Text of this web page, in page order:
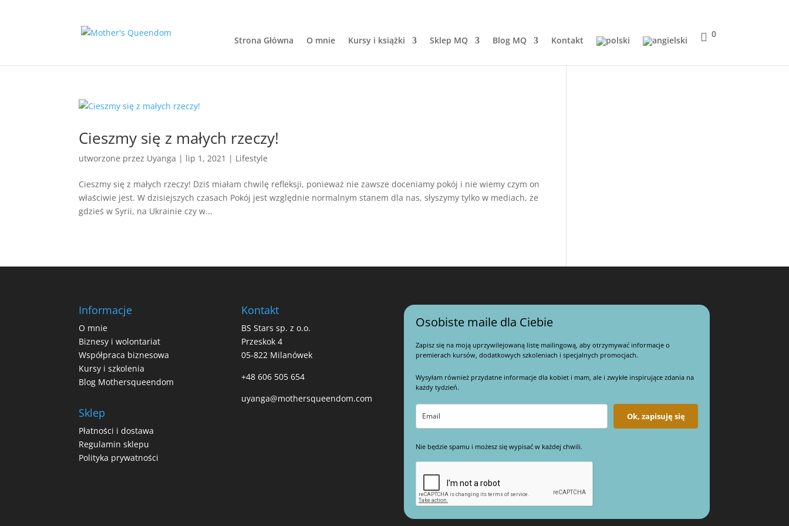
Strona Główna O mnie Kursy i książki Sklep MQ Blog MQ Kontakt
0
Cieszmy się z małych rzeczy!
utworzone przez Uyanga | lip 1, 2021 | Lifestyle
Cieszmy się z małych rzeczy! Dziś miałam chwilę refleksji, ponieważ nie zawsze doceniamy pokój i nie wiemy czym on
właściwie jest. W dzisiejszych czasach Pokój jest względnie normalnym stanem dla nas, słyszymy tylko w mediach, że
gdzieś w Syrii, na Ukrainie czy w...
Informacje
O mnie
Biznesy i wolontariat
Współpraca biznesowa
Kursy i szkolenia
Blog Mothersqueendom
Sklep
Płatności i dostawa
Regulamin sklepu
Polityka prywatności
Kontakt
BS Stars sp. z o.o.
Przeskok 4
05-822 Milanówek
+48 606 505 654
uyanga@mothersqueendom.com
Osobiste maile dla Ciebie
Zapisz się na moją uprzywilejowaną listę mailingową, aby otrzymywać informacje o
premierach kursów, dodatkowych szkoleniach i specjalnych promocjach.
Wysyłam również przydatne informacje dla kobiet i mam, ale i zwykłe inspirujące zdania na
każdy tydzień.
Ok, zapisuję się
Nie będzie spamu i możesz się wypisać w każdej chwili.